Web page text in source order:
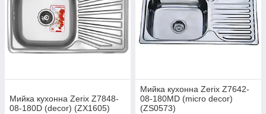
Мийка кухонна Zerix Z7848-
08-180D (decor) (ZX1605)
Мийка кухонна Zerix Z7642-
08-180MD (micro decor)
(ZS0573)